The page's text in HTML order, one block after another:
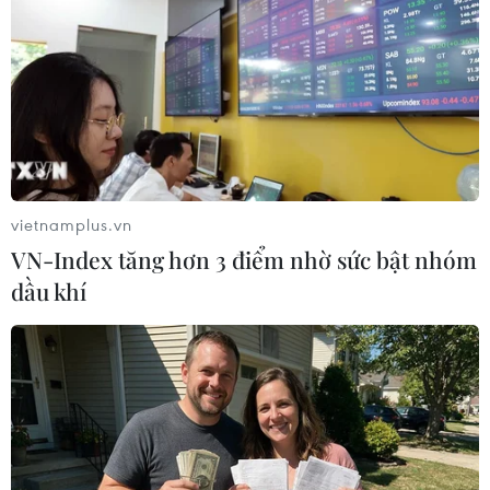
TIN LIÊN QUAN
vietnamplus.vn
VN-Index tăng hơn 3 điểm nhờ sức bật nhóm
dầu khí